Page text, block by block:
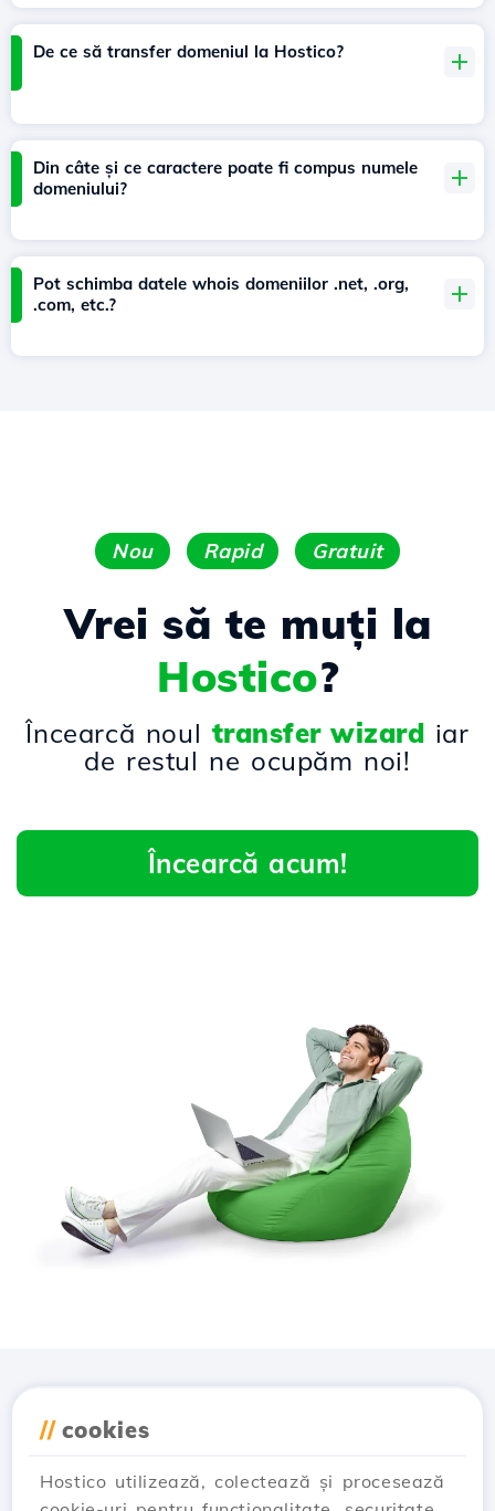
De ce să transfer domeniul la Hostico?
Din câte și ce caractere poate fi compus numele
domeniului?
Pot schimba datele whois domeniilor .net, .org,
.com, etc.?
Nou Rapid Gratuit
Vrei să te muți la
Hostico?
Încearcă noul transfer wizard iar
de restul ne ocupăm noi!
Încearcă acum!
// cookies
Hostico utilizează, colectează și procesează